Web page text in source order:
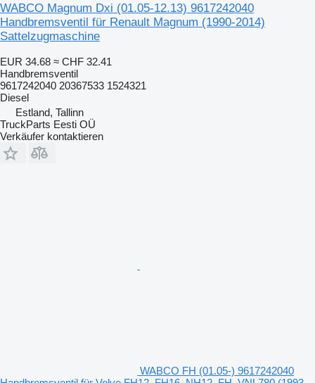
WABCO Magnum Dxi (01.05-12.13) 9617242040
Handbremsventil für Renault Magnum (1990-2014)
Sattelzugmaschine
EUR 34.68 ≈ CHF 32.41
Handbremsventil
9617242040 20367533 1524321
Diesel
Estland, Tallinn
TruckParts Eesti OÜ
Verkäufer kontaktieren
WABCO FH (01.05-) 9617242040